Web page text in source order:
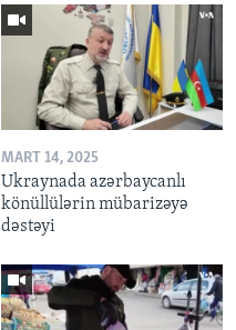
MART 14, 2025
Ukraynada azərbaycanlı
könüllülərin mübarizəyə
dəstəyi